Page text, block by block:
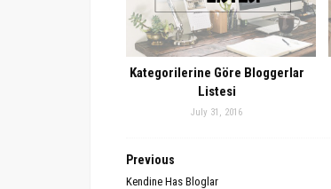
Kategorilerine Göre Bloggerlar
Listesi
July 31, 2016
Previous
Kendine Has Bloglar